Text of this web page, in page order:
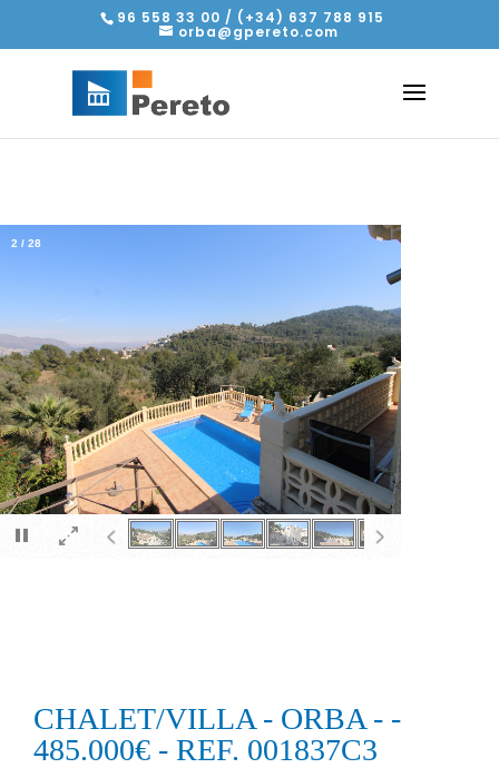
96 558 33 00 / (+34) 637 788 915
orba@gpereto.com
×
2 / 28
CHALET/VILLA - ORBA - -
485.000€ - REF. 001837C3